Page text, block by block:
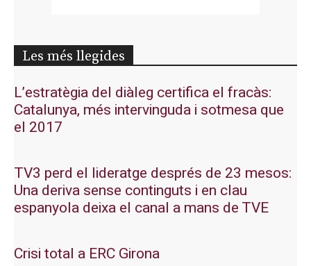
Les més llegides
L’estratègia del diàleg certifica el fracàs:
Catalunya, més intervinguda i sotmesa que
el 2017
TV3 perd el lideratge després de 23 mesos:
Una deriva sense continguts i en clau
espanyola deixa el canal a mans de TVE
Crisi total a ERC Girona